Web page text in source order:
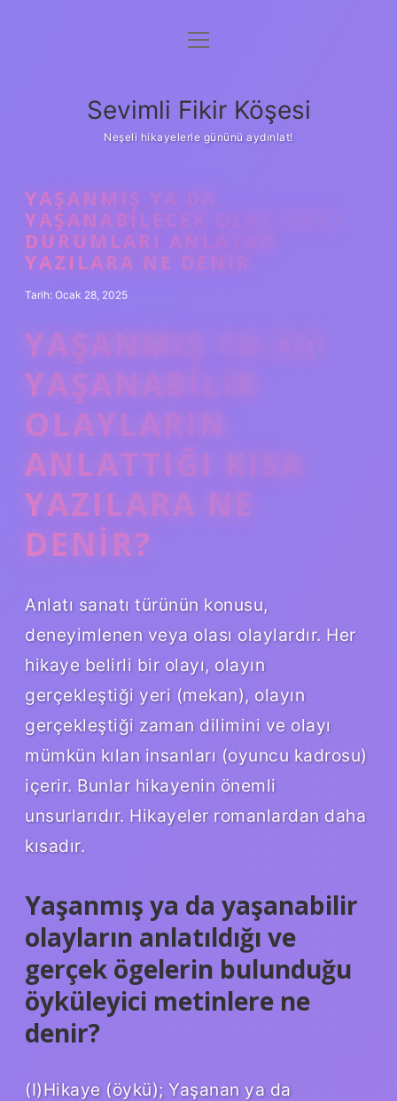
Anasayfa
Yasal Uyarı
menüyü
Sevimli Fikir Köşesi
Neşeli hikayelerle gününü aydınlat!
YAŞANMIŞ YA DA
YAŞANABILECEK OLAY VEYA
DURUMLARI ANLATAN
YAZILARA NE DENIR
Tarih: Ocak 28, 2025
YAŞANMIŞ YA DA
YAŞANABILIR
OLAYLARIN
ANLATTIĞI KISA
YAZILARA NE
DENIR?
Anlatı sanatı türünün konusu,
deneyimlenen veya olası olaylardır. Her
hikaye belirli bir olayı, olayın
gerçekleştiği yeri (mekan), olayın
gerçekleştiği zaman dilimini ve olayı
mümkün kılan insanları (oyuncu kadrosu)
içerir. Bunlar hikayenin önemli
unsurlarıdır. Hikayeler romanlardan daha
kısadır.
Yaşanmış ya da yaşanabilir
olayların anlatıldığı ve
gerçek ögelerin bulunduğu
öyküleyici metinlere ne
denir?
(I)Hikaye (öykü); Yaşanan ya da